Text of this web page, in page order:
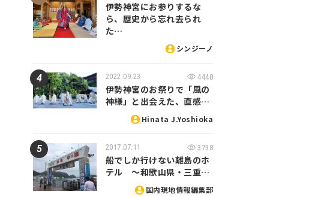
伊勢神宮にお参りするな
ら、歴史から忘れ去られ
た…
シンジーノ
2022.09.23 4448
伊勢神宮のお祭りで「風の
神様」と出会えた、直感…
Hinata J.Yoshioka
2017.07.11 3738
船でしか行けない離島のホ
テル ～和歌山県・三重…
国内現地情報編集部